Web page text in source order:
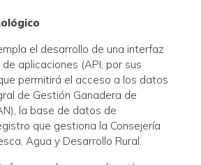
el desarrollo de una interfaz
aplicaciones (API, por sus
permitirá el acceso a los datos
de Gestión Ganadera de
la base de datos de
que gestiona la Consejería
Agua y Desarrollo Rural.